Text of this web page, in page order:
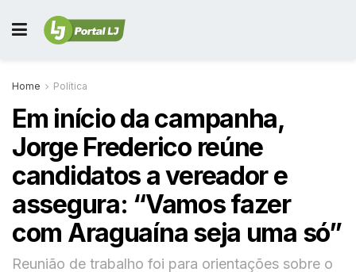
Home Política
Em início da campanha,
Jorge Frederico reúne
candidatos a vereador e
assegura: “Vamos fazer
com Araguaína seja uma só”
Reunião de trabalho foi para orientações sobre o